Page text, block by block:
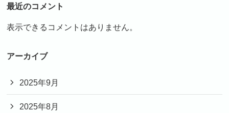
最近のコメント
表示できるコメントはありません。
アーカイブ
2025年9月
2025年8月